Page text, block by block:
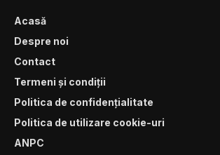
Acasă
Despre noi
Contact
Termeni și condiții
Politica de confidențialitate
Politica de utilizare cookie-uri
ANPC